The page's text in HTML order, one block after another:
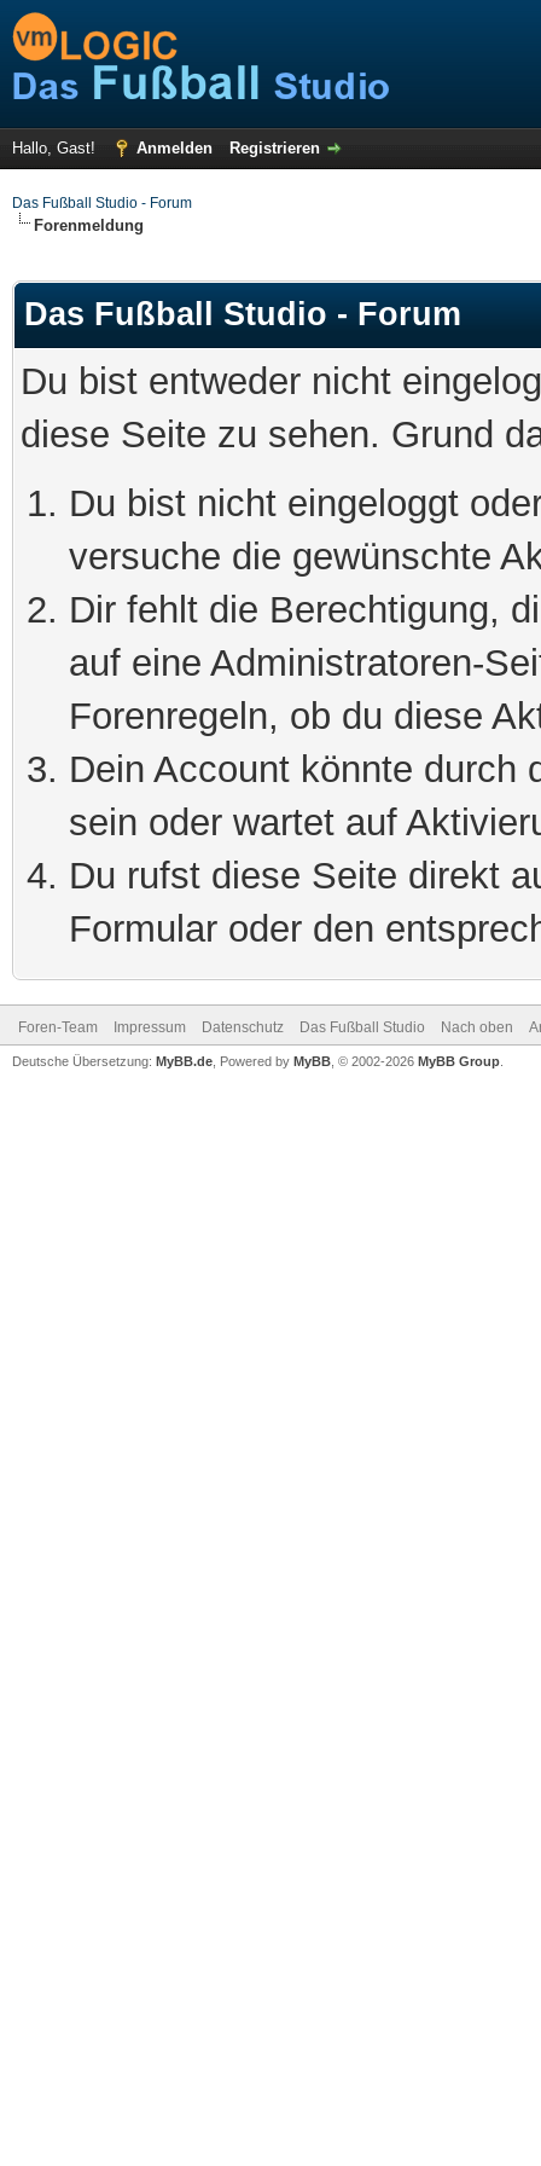
Hallo, Gast! Anmelden Registrieren
Das Fußball Studio - Forum
Forenmeldung
Das Fußball Studio - Forum
Du bist entweder nicht
diese Seite zu sehen. Grund
Du bist nicht eingeloggt
versuche die gewünschte
Dir fehlt die Berechtigung,
auf eine Administratoren-
Forenregeln, ob du diese
Dein Account könnte durch
sein oder wartet auf
Du rufst diese Seite direkt
Formular oder den
Foren-Team Impressum Datenschutz Das Fußball Studio Nach oben
Deutsche Übersetzung: MyBB.de , Powered by MyBB , © 2002-2026 MyBB Group